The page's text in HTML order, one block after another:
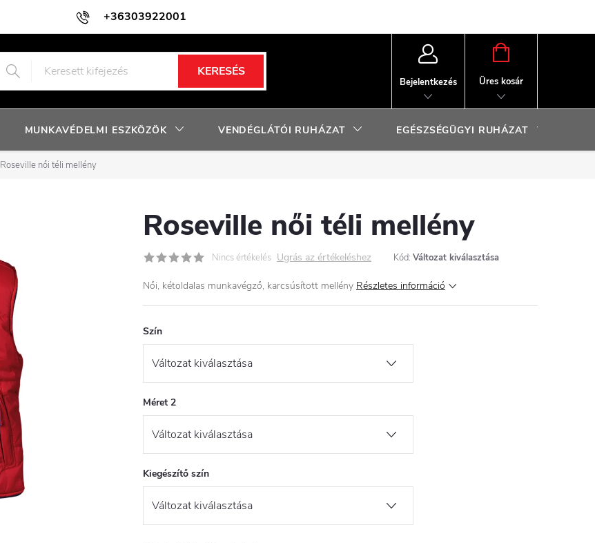
+36303922001
Adatkezelési tájékoztató Facebook nyereményjáték szabályzat
KERESÉS
Bejelentkezés
KOSÁR
Üres kosár
MUNKAVÉDELMI ESZKÖZÖK VENDÉGLÁTÓI RUHÁZAT EGÉSZSÉGÜGYI RUHÁZAT
Roseville női téli mellény
Roseville női téli mellény
Nincs értékelés Ugrás az értékeléshez Kód: Változat kiválasztása
Női, kétoldalas munkavégző, karcsúsított mellény Részletes információ
Szín
Méret 2
Kiegészítő szín